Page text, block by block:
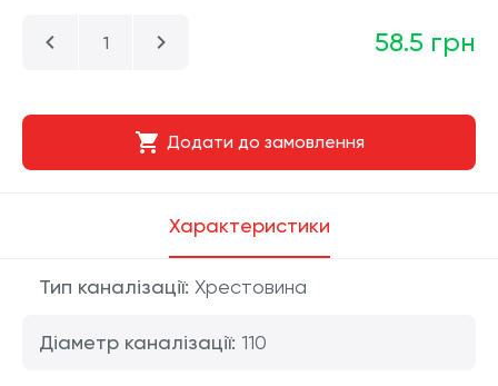
58.5 грн
Додати до замовлення
Характеристики
Тип каналізації: Хрестовина
Діаметр каналізації: 110